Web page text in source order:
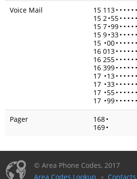
Voice Mail
15 113• • • • • •
15 2•55• • • • •
15 7•99• • • • •
15 9•33• • • • •
15 •00• • • • • •
16 013• • • • • •
16 255• • • • • •
16 399• • • • • •
17 •13• • • • • •
17 •33• • • • • •
17 •55• • • • • •
17 •99• • • • • •
Pager
168•
169•
© Area Phone Codes, 2017
Area Codes Lookup
Contacts